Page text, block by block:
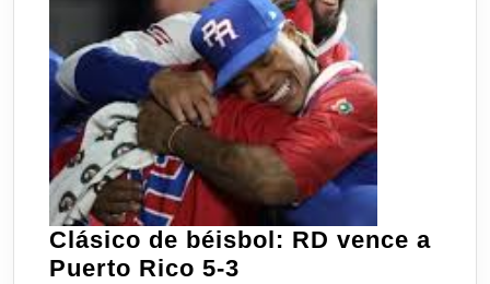
Clásico de béisbol: RD vence a
Puerto Rico 5-3